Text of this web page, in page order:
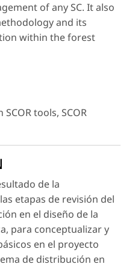
of any SC. It also
and its
within the forest
tools, SCOR
de la
etapas de revisión del
en el diseño de la
para conceptualizar y
en el proyecto
de distribución en